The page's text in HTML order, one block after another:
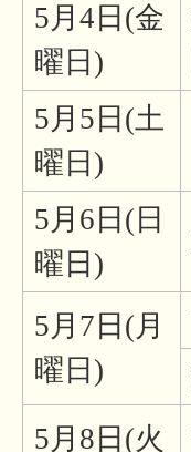
5月4日(金
曜日)
5月5日(土
曜日)
5月6日(日
曜日)
5月7日(月
曜日)
5月8日(火